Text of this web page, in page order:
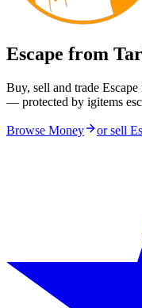
Escape from
Buy, sell and trade
— protected by igitems
Browse Money or sell